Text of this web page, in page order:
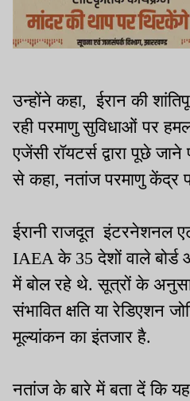
उन्होंने कहा, ईरान की
रही परमाणु सुविधाओं पर
एजेंसी रॉयटर्स द्वारा पूछे
से कहा, नतांज परमाणु केंद्र
ईरानी राजदूत इंटरनेशनल
IAEA के 35 देशों वाले बोर्ड
में बोल रहे थे. सूत्रों के
संभावित क्षति या रेडिएशन
मूल्यांकन का इंतजार है.
नतांज के बारे में बता दें कि